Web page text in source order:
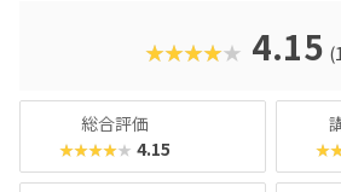
クに慣れている今の子どもでも、「安
い」と思わず勉強に取り組めるでしょ
★★★★★ 4.15
総合評価
★★★★★ 4.15